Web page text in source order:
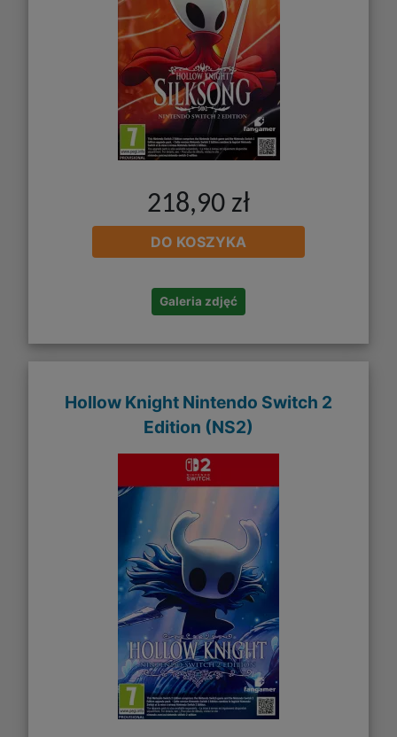
218,90 zł
DO KOSZYKA
Galeria zdjęć
Hollow Knight Nintendo Switch 2
Edition (NS2)